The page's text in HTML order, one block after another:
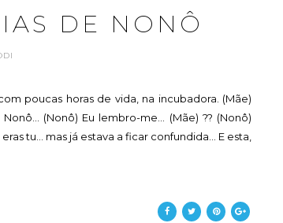
DE NONÔ
poucas horas de vida, na incubadora. (Mãe)
(Nonô) Eu lembro-me... (Mãe) ?? (Nonô)
tu... mas já estava a ficar confundida... E esta,